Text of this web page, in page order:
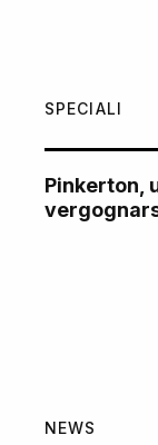
SPECIALI
Pinkerton,
NEWS